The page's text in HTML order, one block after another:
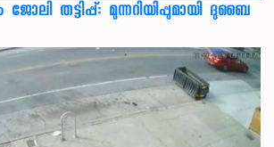
തട്ടിപ്പ്: മുന്നറിയിപ്പുമായി ദുബൈ